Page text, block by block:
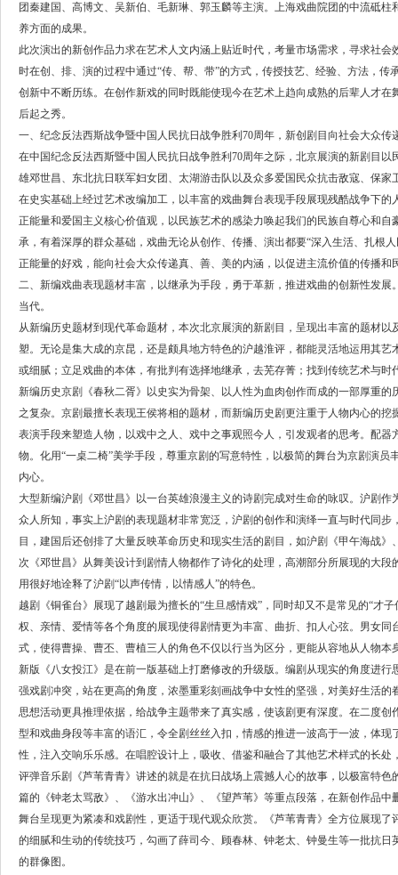
团秦建国、高博文、吴新伯、毛新琳、郭玉麟等主演。上海戏曲院团的中流砥
养方面的成果。
此次演出的新创作品力求在艺术人文内涵上贴近时代，考量市场需求，寻求社
时在创、排、演的过程中通过“传、帮、带”的方式，传授技艺、经验、方法，
创新中不断历练。在创作新戏的同时既能使现今在艺术上趋向成熟的后辈人才
后起之秀。
一、纪念反法西斯战争暨中国人民抗日战争胜利70周年，新创剧目向社会大众传
在中国纪念反法西斯暨中国人民抗日战争胜利70周年之际，北京展演的新剧目
雄邓世昌、东北抗日联军妇女团、太湖游击队以及众多爱国民众抗击敌寇、保
在史实基础上经过艺术改编加工，以丰富的戏曲舞台表现手段展现残酷战争下
正能量和爱国主义核心价值观，以民族艺术的感染力唤起我们的民族自尊心和
承，有着深厚的群众基础，戏曲无论从创作、传播、演出都要“深入生活、扎根
正能量的好戏，能向社会大众传递真、善、美的内涵，以促进主流价值的传播和
二、新编戏曲表现题材丰富，以继承为手段，勇于革新，推进戏曲的创新性发
当代。
从新编历史题材到现代革命题材，本次北京展演的新剧目，呈现出丰富的题材
塑。无论是集大成的京昆，还是颇具地方特色的沪越淮评，都能灵活地运用其
或细腻；立足戏曲的本体，有批判有选择地继承，去芜存菁；找到传统艺术与
新编历史京剧《春秋二胥》以史实为骨架、以人性为血肉创作而成的一部厚重
之复杂。京剧最擅长表现王侯将相的题材，而新编历史剧更注重于人物内心的
表演手段来塑造人物，以戏中之人、戏中之事观照今人，引发观者的思考。配
物。化用“一桌二椅”美学手段，尊重京剧的写意特性，以极简的舞台为京剧演
内心。
大型新编沪剧《邓世昌》以一台英雄浪漫主义的诗剧完成对生命的咏叹。沪剧作
众人所知，事实上沪剧的表现题材非常宽泛，沪剧的创作和演绎一直与时代同
目，建国后还创排了大量反映革命历史和现实生活的剧目，如沪剧《甲午海战
次《邓世昌》从舞美设计到剧情人物都作了诗化的处理，高潮部分所展现的大
用很好地诠释了沪剧“以声传情，以情感人”的特色。
越剧《铜雀台》展现了越剧最为擅长的“生旦感情戏”，同时却又不是常见的“才
权、亲情、爱情等各个角度的展现使得剧情更为丰富、曲折、扣人心弦。男女
式，使得曹操、曹丕、曹植三人的角色不仅以行当为区分，更能从容地从人物本
新版《八女投江》是在前一版基础上打磨修改的升级版。编剧从现实的角度进
强戏剧冲突，站在更高的角度，浓墨重彩刻画战争中女性的坚强，对美好生活
思想活动更具推理依据，给战争主题带来了真实感，使该剧更有深度。在二度
型和戏曲身段等丰富的语汇，令全剧丝丝入扣，情感的推进一波高于一波，体
性，注入交响乐乐感。在唱腔设计上，吸收、借鉴和融合了其他艺术样式的长处
评弹音乐剧《芦苇青青》讲述的就是在抗日战场上震撼人心的故事，以极富特
篇的《钟老太骂敌》、《游水出冲山》、《望芦苇》等重点段落，在新创作品
舞台呈现更为紧凑和戏剧性，更适于现代观众欣赏。《芦苇青青》全方位展现
的细腻和生动的传统技巧，勾画了薛司今、顾春林、钟老太、钟曼生等一批抗
的群像图。